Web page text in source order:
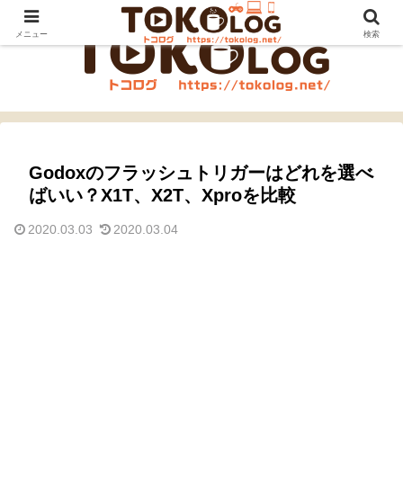
Godoxのフラッシュトリガーはどれを選べ
ばいい？X1T、X2T、Xproを比較
2020.03.03 2020.03.04
メニュー 検索